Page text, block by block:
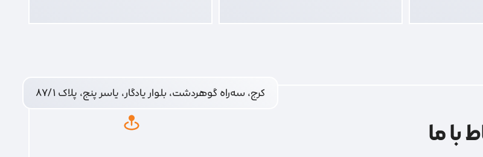
با ما
کرج، سه‌راه گوهردشت، بلوار یادگار، یاسر پنج، پلاک ۸۷/۱